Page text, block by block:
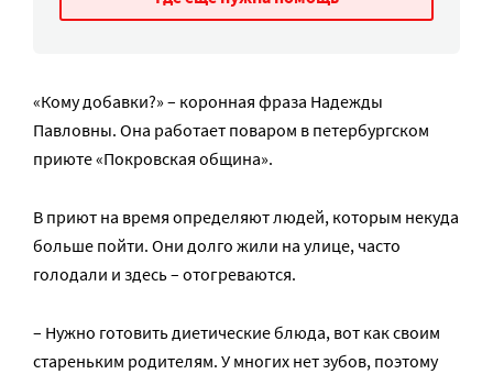
«Кому добавки?» – коронная фраза Надежды
Павловны. Она работает поваром в петербургском
приюте «Покровская община».
В приют на время определяют людей, которым некуда
больше пойти. Они долго жили на улице, часто
голодали и здесь – отогреваются.
– Нужно готовить диетические блюда, вот как своим
стареньким родителям. У многих нет зубов, поэтому